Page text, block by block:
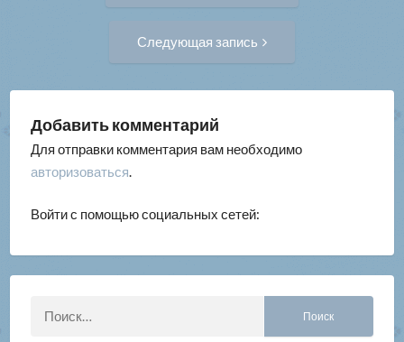
Следующая запись
Добавить комментарий
Для отправки комментария вам необходимо
авторизоваться.
Войти с помощью социальных сетей: